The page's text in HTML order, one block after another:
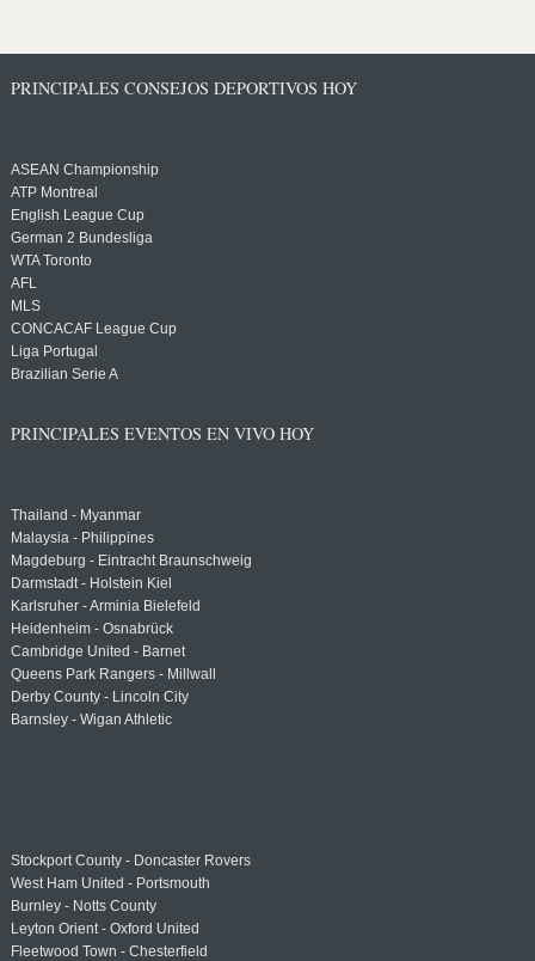
PRINCIPALES CONSEJOS DEPORTIVOS HOY
ASEAN Championship
ATP Montreal
English League Cup
German 2 Bundesliga
WTA Toronto
AFL
MLS
CONCACAF League Cup
Liga Portugal
Brazilian Serie A
PRINCIPALES EVENTOS EN VIVO HOY
Thailand - Myanmar
Malaysia - Philippines
Magdeburg - Eintracht Braunschweig
Darmstadt - Holstein Kiel
Karlsruher - Arminia Bielefeld
Heidenheim - Osnabrück
Cambridge United - Barnet
Queens Park Rangers - Millwall
Derby County - Lincoln City
Barnsley - Wigan Athletic
Stockport County - Doncaster Rovers
West Ham United - Portsmouth
Burnley - Notts County
Leyton Orient - Oxford United
Fleetwood Town - Chesterfield